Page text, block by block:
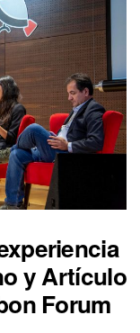
y Artículo
Forum